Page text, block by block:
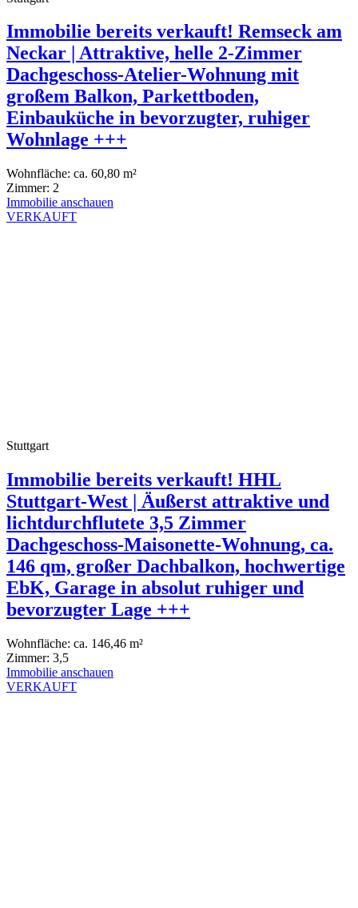
Immobilie bereits verkauft! Remseck am
Neckar | Attraktive, helle 2-Zimmer
Dachgeschoss-Atelier-Wohnung mit
großem Balkon, Parkettboden,
Einbauküche in bevorzugter, ruhiger
Wohnlage +++
Wohnfläche: ca. 60,80 m²
Zimmer: 2
Immobilie anschauen
VERKAUFT
Stuttgart
Immobilie bereits verkauft! HHL
Stuttgart-West | Äußerst attraktive und
lichtdurchflutete 3,5 Zimmer
Dachgeschoss-Maisonette-Wohnung, ca.
146 qm, großer Dachbalkon, hochwertige
EbK, Garage in absolut ruhiger und
bevorzugter Lage +++
Wohnfläche: ca. 146,46 m²
Zimmer: 3,5
Immobilie anschauen
VERKAUFT